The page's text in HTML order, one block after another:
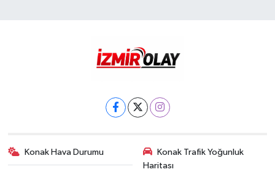
Konak Hava Durumu
Konak Trafik Yoğunluk
Haritası